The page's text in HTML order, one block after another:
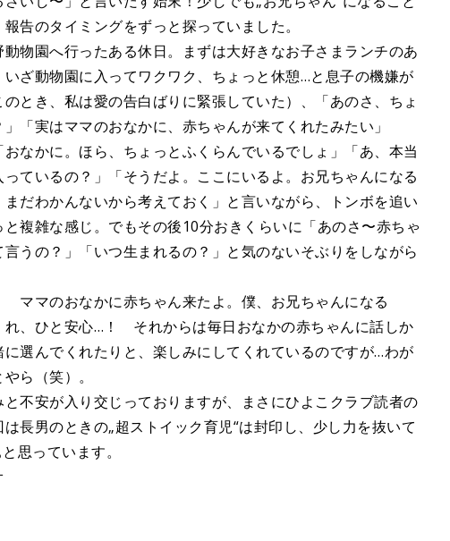
告のタイミングをずっと探っていました。
物園へ行ったある休日。まずは大好きなお子さまランチのあ
ざ動物園に入ってワクワク、ちょっと休憩…と息子の機嫌が
とき、私は愛の告白ばりに緊張していた）、「あのさ、ちょ
「実はママのおなかに、赤ちゃんが来てくれたみたい」
なかに。ほら、ちょっとふくらんでいるでしょ」「あ、本当
ているの？」「そうだよ。ここにいるよ。お兄ちゃんになる
だわかんないから考えておく」と言いながら、トンボを追い
複雑な感じ。でもその後10分おきくらいに「あのさ〜赤ちゃ
うの？」「いつ生まれるの？」と気のないそぶりをしながら
ママのおなかに赤ちゃん来たよ。僕、お兄ちゃんになる
れ、ひと安心…！ それからは毎日おなかの赤ちゃんに話しか
選んでくれたりと、楽しみにしてくれているのですが…わが
ら（笑）。
不安が入り交じっておりますが、まさにひよこクラブ読者の
長男のときの„超ストイック育児“は封印し、少し力を抜いて
思っています。